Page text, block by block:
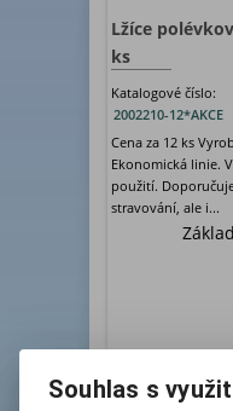
Lžíce
ks
Katalogové číslo:
2002210-12*AKCE
Cena za 12 ks
Ekonomická linie.
použití.
stravování, ale i...
Souhlas s